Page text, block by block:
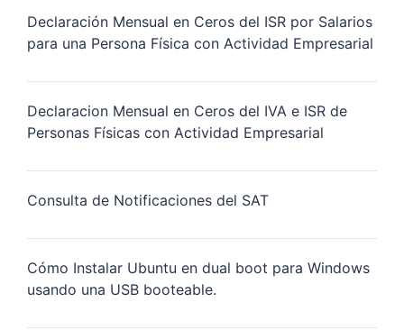
Declaración Mensual en Ceros del ISR por Salarios
para una Persona Física con Actividad Empresarial
Declaracion Mensual en Ceros del IVA e ISR de
Personas Físicas con Actividad Empresarial
Consulta de Notificaciones del SAT
Cómo Instalar Ubuntu en dual boot para Windows
usando una USB booteable.